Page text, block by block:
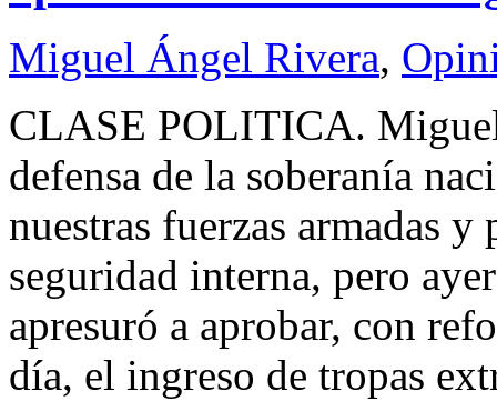
Miguel Ángel Rivera,
CLASE POLITICA.
defensa de la soberanía
nuestras fuerzas armadas
seguridad interna, pero
apresuró a aprobar, con
día, el ingreso de tropas